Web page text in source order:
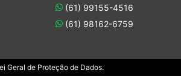
(61) 99155-4516
(61) 98162-6759
Geral de Proteção de Dados.